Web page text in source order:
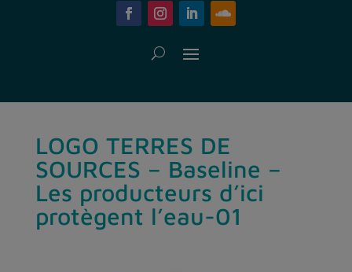
LOGO TERRES DE
SOURCES – Baseline –
Les producteurs d’ici
protègent l’eau-01